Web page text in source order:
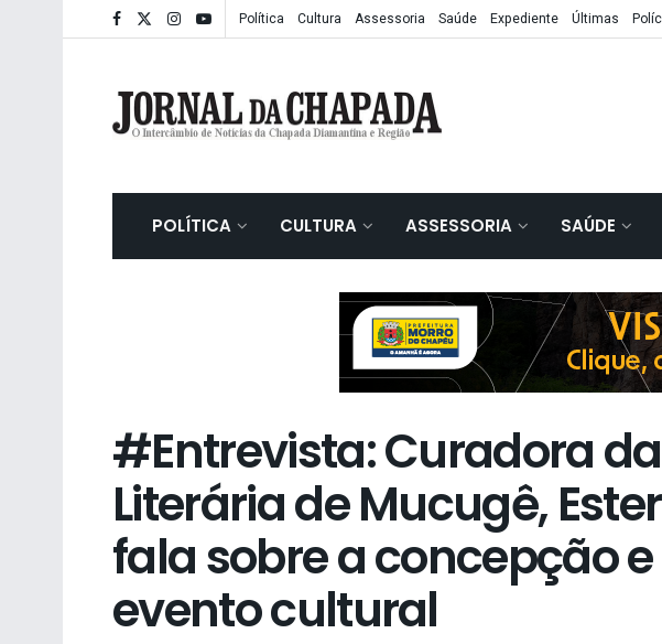
Política Cultura Assessoria Saúde Expediente Últimas
POLÍTICA CULTURA ASSESSORIA SAÚDE
#Entrevista: Curadora
Literária de Mucugê,
fala sobre a concepção
evento cultural